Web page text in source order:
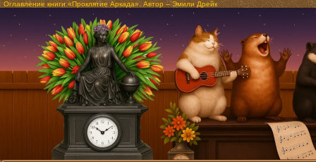
Оглавление книги «Проклятие Аркада». Автор – Эмили Дрейк